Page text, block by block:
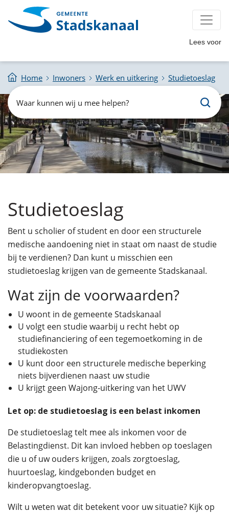
Lees voor
Home Inwoners Werk en uitkering Studietoeslag
Zoeken
Waar
kunnen
wij
u
mee
helpen?
Studietoeslag
Bent u scholier of student en door een structurele
medische aandoening niet in staat om naast de studie
bij te verdienen? Dan kunt u misschien een
studietoeslag krijgen van de gemeente Stadskanaal.
Wat zijn de voorwaarden?
U woont in de gemeente Stadskanaal
U volgt een studie waarbij u recht hebt op
studiefinanciering of een tegemoetkoming in de
studiekosten
U kunt door een structurele medische beperking
niets bijverdienen naast uw studie
U krijgt geen Wajong-uitkering van het UWV
Let op: de studietoeslag is een belast inkomen
De studietoeslag telt mee als inkomen voor de
Belastingdienst. Dit kan invloed hebben op toeslagen
die u of uw ouders krijgen, zoals zorgtoeslag,
huurtoeslag, kindgebonden budget en
kinderopvangtoeslag.
Wilt u weten wat dit betekent voor uw situatie? Kijk op